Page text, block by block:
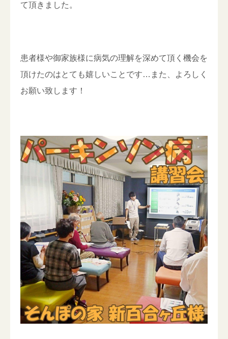
て頂きました。
患者様や御家族様に病気の理解を深めて頂く機会を
頂けたのはとても嬉しいことです…また、よろしく
お願い致します！